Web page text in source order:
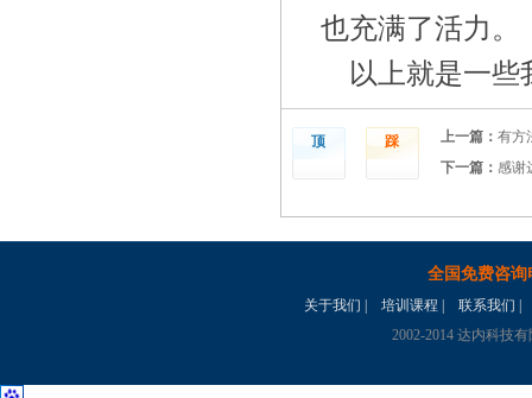
也充满了活力。
以上就是一
顶 踩 上一篇： 有方
下一篇： 感谢
全国免费咨询
关于我们 培训课程 联系我们
2002-2014 达内科技